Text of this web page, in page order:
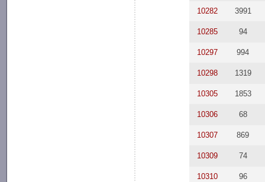
10282 3991
10285 94
10297 994
10298 1319
10305 1853
10306 68
10307 869
10309 74
10310 96